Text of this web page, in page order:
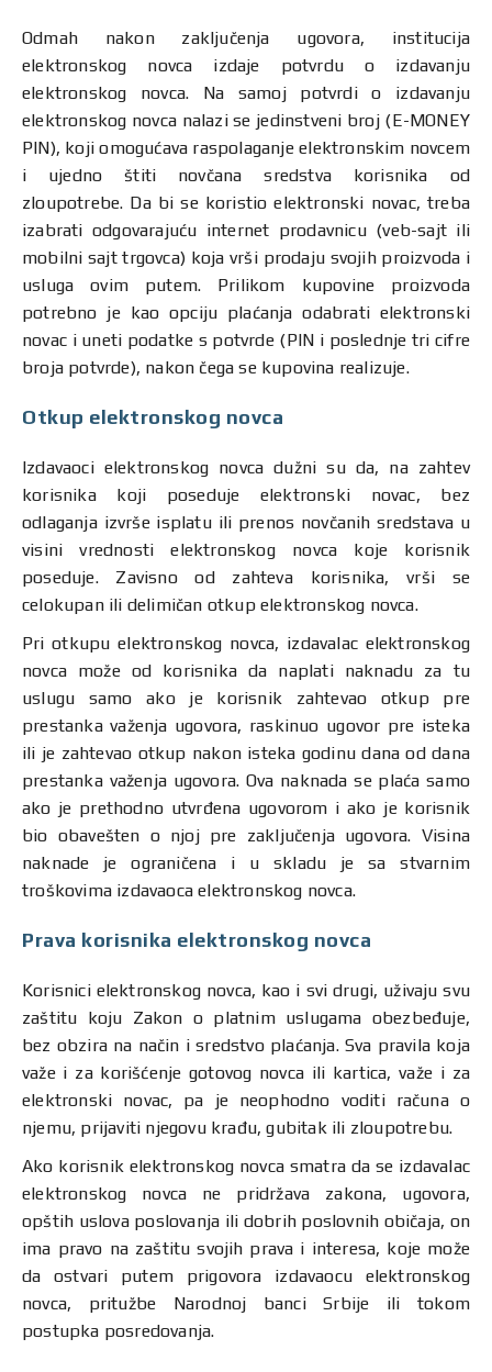
Odmah nakon zaključenja ugovora, institucija
elektronskog novca izdaje potvrdu o izdavanju
elektronskog novca. Na samoj potvrdi o izdavanju
elektronskog novca nalazi se jedinstveni broj (E-MONEY
PIN), koji omogućava raspolaganje elektronskim novcem
i ujedno štiti novčana sredstva korisnika od
zloupotrebe. Da bi se koristio elektronski novac, treba
izabrati odgovarajuću internet prodavnicu (veb-sajt ili
mobilni sajt trgovca) koja vrši prodaju svojih proizvoda i
usluga ovim putem. Prilikom kupovine proizvoda
potrebno je kao opciju plaćanja odabrati elektronski
novac i uneti podatke s potvrde (PIN i poslednje tri cifre
broja potvrde), nakon čega se kupovina realizuje.
Otkup elektronskog novca
Izdavaoci elektronskog novca dužni su da, na zahtev
korisnika koji poseduje elektronski novac, bez
odlaganja izvrše isplatu ili prenos novčanih sredstava u
visini vrednosti elektronskog novca koje korisnik
poseduje. Zavisno od zahteva korisnika, vrši se
celokupan ili delimičan otkup elektronskog novca.
Pri otkupu elektronskog novca, izdavalac elektronskog
novca može od korisnika da naplati naknadu za tu
uslugu samo ako je korisnik zahtevao otkup pre
prestanka važenja ugovora, raskinuo ugovor pre isteka
ili je zahtevao otkup nakon isteka godinu dana od dana
prestanka važenja ugovora. Ova naknada se plaća samo
ako je prethodno utvrđena ugovorom i ako je korisnik
bio obavešten o njoj pre zaključenja ugovora. Visina
naknade je ograničena i u skladu je sa stvarnim
troškovima izdavaoca elektronskog novca.
Prava korisnika elektronskog novca
Korisnici elektronskog novca, kao i svi drugi, uživaju svu
zaštitu koju Zakon o platnim uslugama obezbeđuje,
bez obzira na način i sredstvo plaćanja. Sva pravila koja
važe i za korišćenje gotovog novca ili kartica, važe i za
elektronski novac, pa je neophodno voditi računa o
njemu, prijaviti njegovu krađu, gubitak ili zloupotrebu.
Ako korisnik elektronskog novca smatra da se izdavalac
elektronskog novca ne pridržava zakona, ugovora,
opštih uslova poslovanja ili dobrih poslovnih običaja, on
ima pravo na zaštitu svojih prava i interesa, koje može
da ostvari putem prigovora izdavaocu elektronskog
novca, pritužbe Narodnoj banci Srbije ili tokom
postupka posredovanja.